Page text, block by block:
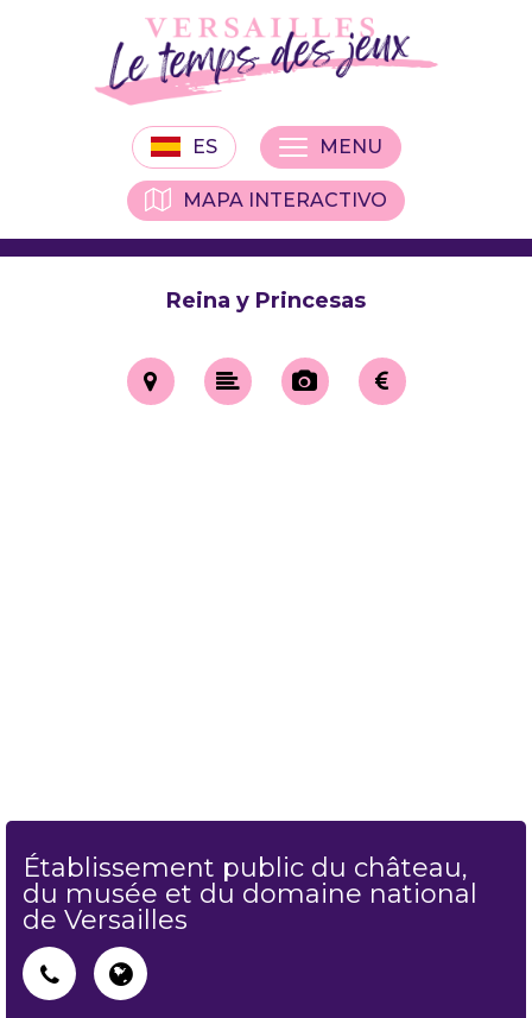
ES
MAPA INTERACTIVO
MENU
Reina y Princesas
Établissement public du château,
du musée et du domaine national
de Versailles